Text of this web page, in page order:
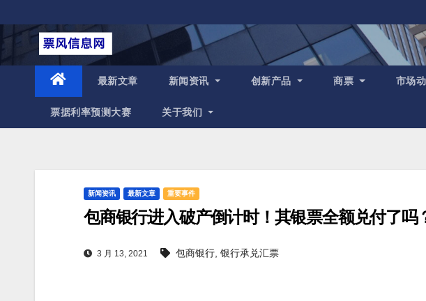
至
最新文章 新闻资讯 创新产品 商票 市场
票据利率预测大赛 关于我们
新闻资讯 最新文章 重要事件
包商银行进入破产倒计时！其银票全额兑付了吗
3 月 13, 2021 包商银行, 银行承兑汇票